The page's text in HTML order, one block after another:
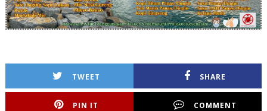
TWEET SHARE
PIN IT COMMENT